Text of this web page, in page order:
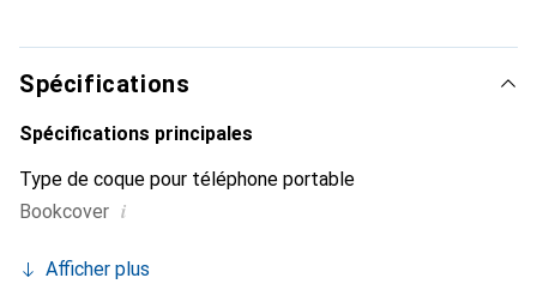
marque Noreve est un choix sûr pour une clientèle
exigeante.
Spécifications
Spécifications principales
Type de coque pour téléphone portable
Bookcover i
Afficher plus